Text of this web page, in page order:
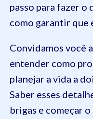
passo para fazer
como garantir que
Convidamos você
entender como
planejar a vida a
Saber esses
brigas e começar